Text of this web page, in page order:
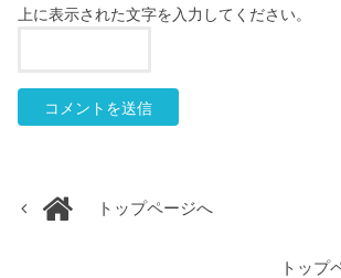
上に表示された文字を入力してください。
トップページへ
トップ